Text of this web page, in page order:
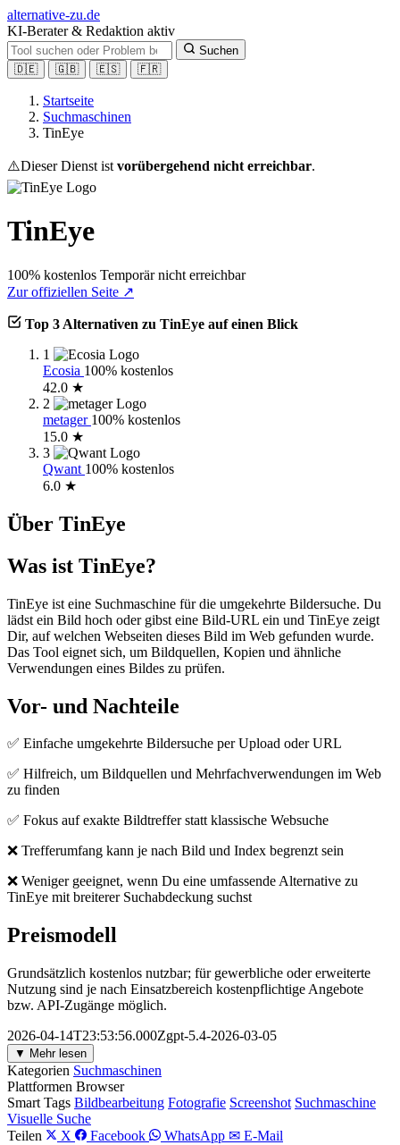
alternative-zu.de
KI-Berater & Redaktion aktiv
Suchen
🇩🇪
🇬🇧 🇪🇸 🇫🇷
Startseite
Suchmaschinen
TinEye
⚠️Dieser Dienst ist vorübergehend nicht erreichbar.
TinEye
100% kostenlos Temporär nicht erreichbar
Zur offiziellen Seite ↗
Top 3 Alternativen zu TinEye auf einen Blick
1
Ecosia 100% kostenlos
42.0 ★
2
metager 100% kostenlos
15.0 ★
3
Qwant 100% kostenlos
6.0 ★
Über TinEye
Was ist TinEye?
TinEye ist eine Suchmaschine für die umgekehrte Bildersuche. Du
lädst ein Bild hoch oder gibst eine Bild-URL ein und TinEye zeigt
Dir, auf welchen Webseiten dieses Bild im Web gefunden wurde.
Das Tool eignet sich, um Bildquellen, Kopien und ähnliche
Verwendungen eines Bildes zu prüfen.
Vor- und Nachteile
✅ Einfache umgekehrte Bildersuche per Upload oder URL
✅ Hilfreich, um Bildquellen und Mehrfachverwendungen im Web
zu finden
✅ Fokus auf exakte Bildtreffer statt klassische Websuche
❌ Trefferumfang kann je nach Bild und Index begrenzt sein
❌ Weniger geeignet, wenn Du eine umfassende Alternative zu
TinEye mit breiterer Suchabdeckung suchst
Preismodell
Grundsätzlich kostenlos nutzbar; für gewerbliche oder erweiterte
Nutzung sind je nach Einsatzbereich kostenpflichtige Angebote
bzw. API-Zugänge möglich.
2026-04-14T23:53:56.000Zgpt-5.4-2026-03-05
▼ Mehr lesen
Kategorien Suchmaschinen
Plattformen Browser
Smart Tags Bildbearbeitung Fotografie Screenshot Suchmaschine
Visuelle Suche
Teilen
X Facebook WhatsApp ✉ E-Mail